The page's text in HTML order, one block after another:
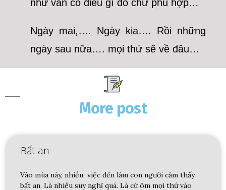
như vẫn có điều gì đó chứ phù hợp…
Ngày mai,…. Ngày kia…. Rồi những
ngày sau nữa…. mọi thứ sẽ về đâu…
More post
Bất an
Vào mùa này, nhiều việc đến làm con người cảm thấy
bất an. Là nhiều suy nghĩ quá. Là cứ ôm mọi thứ vào